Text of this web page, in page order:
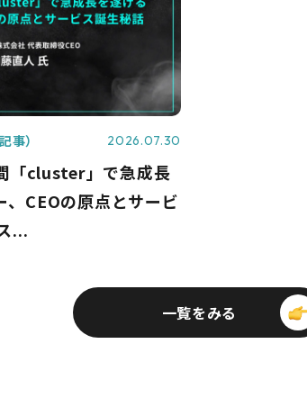
事） 2026.07.30
「cluster」で急成長
、CEOの原点とサービ
...
一覧をみる